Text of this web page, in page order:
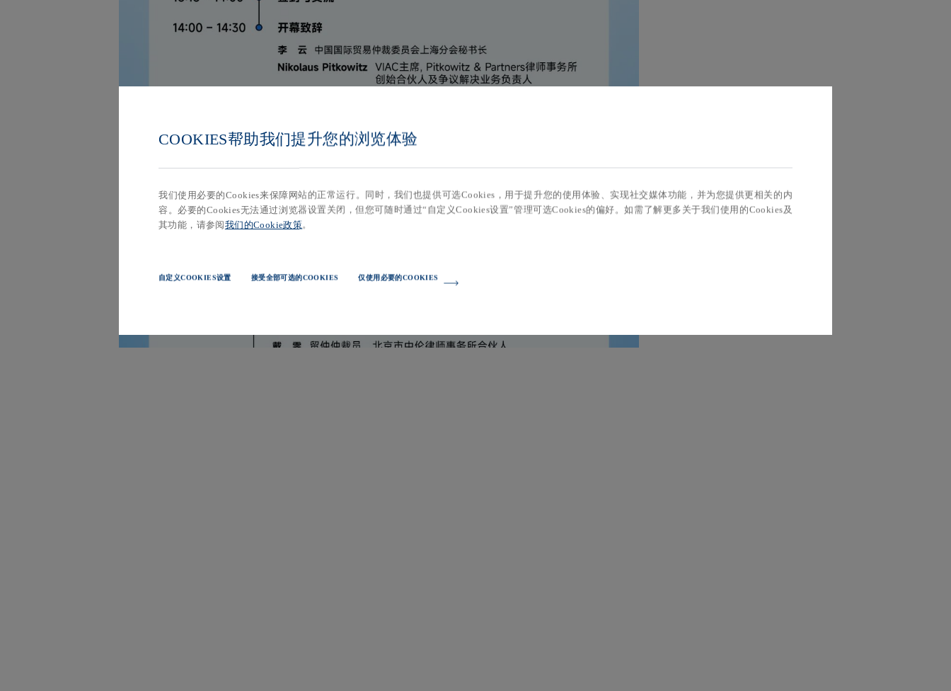
COOKIES帮助我们提升您的浏览体验
我们使用必要的Cookies来保障网站的正常运行。同时，我们也提供可选Cookies，用于提升您的使用体验、实现社交媒体功能，并为您提供更相关的内
容。必要的Cookies无法通过浏览器设置关闭，但您可随时通过“自定义Cookies设置”管理可选Cookies的偏好。如需了解更多关于我们使用的Cookies及
其功能，请参阅我们的Cookie政策。
自定义COOKIES设置 接受全部可选的COOKIES 仅使用必要的COOKIES